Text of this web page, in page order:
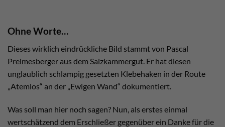
Ohne Worte…
Dieses wirklich eindrückliche Bild stammt von Pascal
Preimesberger aus dem Salzkammergut. Er hat diesen
unglaublich schlampig gesetzten Klebehaken in der Route
„Atemlos“ an der „Ewigen Wand“ dokumentiert.
Was soll man hier noch sagen? Nun, als erstes einmal
wertschätzend dem Erschließer gegenüber ein Danke für die